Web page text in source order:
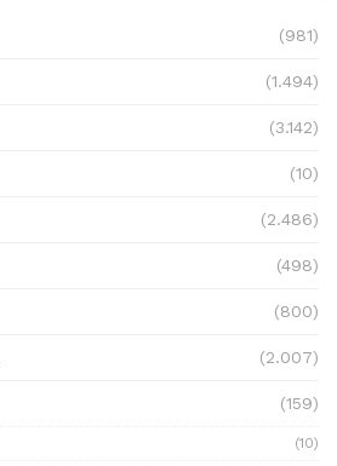
(981)
(1.494)
(3.142)
(10)
(2.486)
(498)
(800)
(2.007)
(159)
(10)